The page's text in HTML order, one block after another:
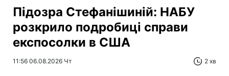
Підозра Стефанішиній: НАБУ
розкрило подробиці справи
експосолки в США
11:56 06.08.2026 Чт 2 хв